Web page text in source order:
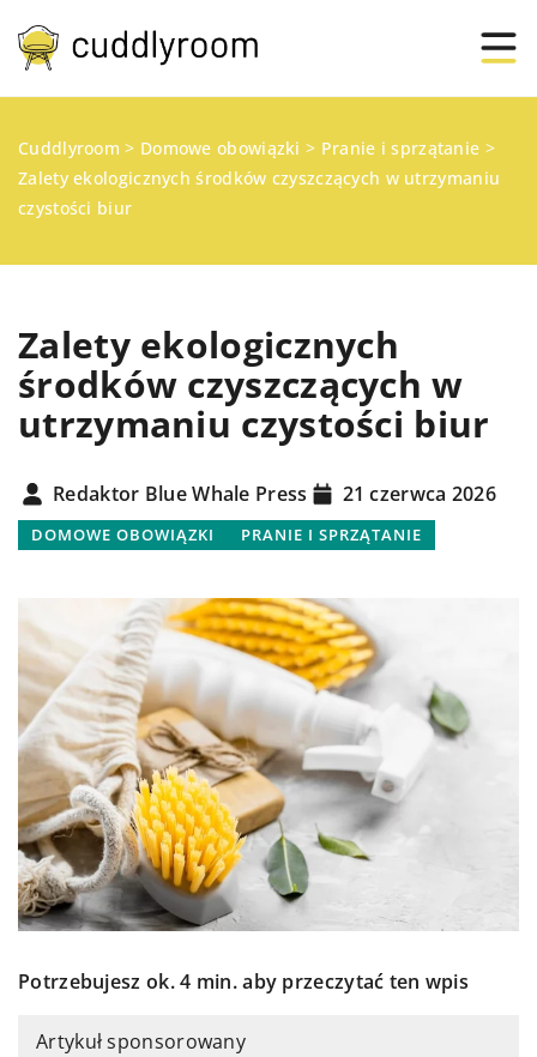
Cuddlyroom > Domowe obowiązki > Pranie i sprzątanie >
Zalety ekologicznych środków czyszczących w utrzymaniu
czystości biur
Zalety ekologicznych
środków czyszczących w
utrzymaniu czystości biur
Redaktor Blue Whale Press 21 czerwca 2026
DOMOWE OBOWIĄZKI PRANIE I SPRZĄTANIE
Potrzebujesz ok. 4 min. aby przeczytać ten wpis
Artykuł sponsorowany